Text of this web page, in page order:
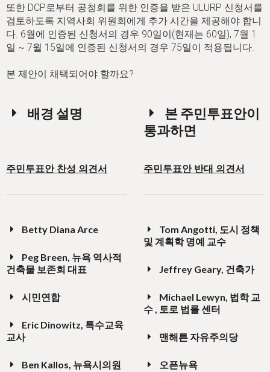
또한 DCP로부터 공청회를 위한 인증을 받은 ULURP 신청서를
검토하도록 지역사회 위원회에게 추가 시간을 제공해야 합니
다. 6월에 인증된 신청서의 경우 90일이(현재는 60일), 7월 1
일 ~ 7월 15일에 인증된 신청서의 경우 75일이 적용됩니다.
본 제안이 채택되어야 할까요?
배경 설명
본 주민투표안이
통과하면
주민투표안 찬성 의견서
Betty Diana Arce
Peg Breen, 뉴욕 역사적
건축물 보존회 대표
시민연합
Eric Dinowitz, 특수교육
교사
Ben Kallos, 뉴욕시의원
주민투표안 반대 의견서
Tom Angotti, 도시 정책
및 계획학 명예 교수
Jeffrey Geary, 건축가
Michael Lewyn, 법학 교
수 , 토로 법률 센터
맨해튼 자유주의당
오픈뉴욕